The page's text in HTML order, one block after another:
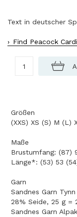
Text in deutscher
Find Peacock
Größen
(XXS) XS (S) M (L)
Maße
Brustumfang: (87)
Länge*: (53) 53
Garn
Sandnes Garn
28% Seide, 25 g =
Sandnes Garn